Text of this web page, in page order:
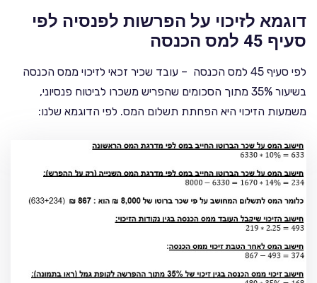
דוגמא לזיכוי על הפרשות לפנסיה לפי
סעיף 45 למס הכנסה
לפי סעיף 45 למס הכנסה – עובד שכיר זכאי לזיכוי ממס הכנסה
בשיעור 35% מתוך הסכומים שהפריש משכרו לביטוח פנסיוני,
משמעות הזיכוי היא הפחתת תשלום המס. לפי הדוגמא שלנו: